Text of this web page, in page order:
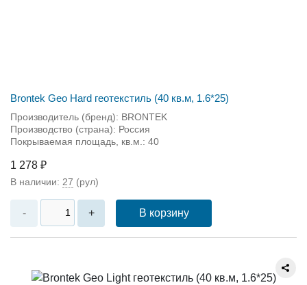
Brontek Geo Hard геотекстиль (40 кв.м, 1.6*25)
Производитель (бренд): BRONTEK
Производство (страна): Россия
Покрываемая площадь, кв.м.: 40
1 278 ₽
В наличии: 27 (рул)
- + В корзину